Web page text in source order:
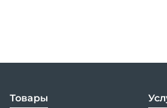
Товары